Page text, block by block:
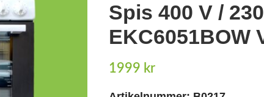
Spis 400 V /
EKC6051BOW
1999 kr